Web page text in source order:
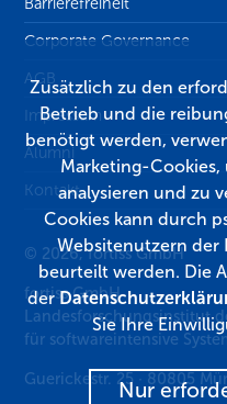
Corporate Governance
AGB
Impressum
Alumni
Kontakt
© 2026, fortiss GmbH
fortiss GmbH
Landesforschungsinstitut
für softwareintensive
Guerickestr. 25 · 80805
Zusätzlich zu den
Betrieb und die
benötigt werden,
Marketing-
analysieren und zu
Cookies kann durch
Websitenutzern der
beurteilt werden. Die
der
Sie Ihre
Nur